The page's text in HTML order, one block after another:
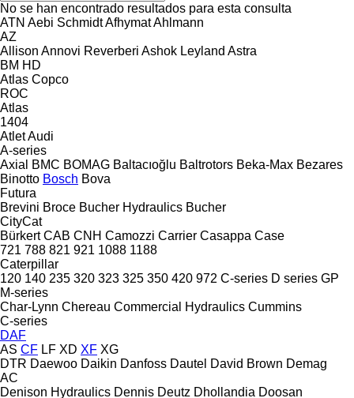
No se han encontrado resultados para esta consulta
ATN Aebi SchmidtAfhymatAhlmann
AZ
Allison Annovi Reverberi Ashok Leyland Astra
BM HD
Atlas Copco
ROC
Atlas
1404
AtletAudi
A-series
Axial
BMC BOMAG Baltacıoğlu Baltrotors Beka-Max Bezares
Binotto Bosch Bova
Futura
Brevini Broce Bucher Hydraulics Bucher
CityCat
Bürkert CAB CNH Camozzi Carrier Casappa Case
721 788 821 921 1088 1188
Caterpillar
120 140 235 320 323 325 350 420 972 C-series D series GP
M-series
Char-Lynn Chereau Commercial Hydraulics Cummins
C-series
DAF
AS CF LF XD XF XG
DTR Daewoo Daikin Danfoss Dautel David Brown Demag
AC
Denison Hydraulics Dennis Deutz Dhollandia Doosan